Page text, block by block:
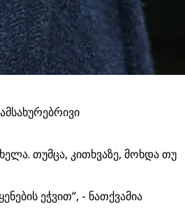
თუმცა, კითხვაზე, მოხდა თუ
ეჭვით“, - ნათქვამია